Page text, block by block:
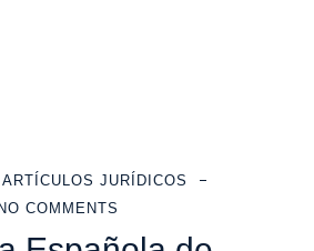
ARTÍCULOS JURÍDICOS
NO COMMENTS